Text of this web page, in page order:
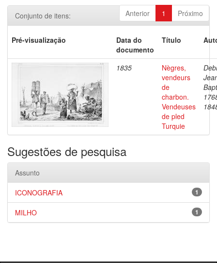
Anterior 1 Próximo
Conjunto de itens:
Pré-visualização
Data do
documento
Título
1835
Nègres,
vendeurs
de
charbon.
Vendeuses
de pled
Turquie
Sugestões de pesquisa
Assunto
1
ICONOGRAFIA
1
MILHO